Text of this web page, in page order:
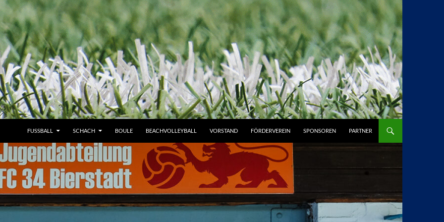
FUSSBALL SCHACH BOULE BEACHVOLLEYBALL VORSTAND FÖRDERVEREIN SPONSOREN PARTNER